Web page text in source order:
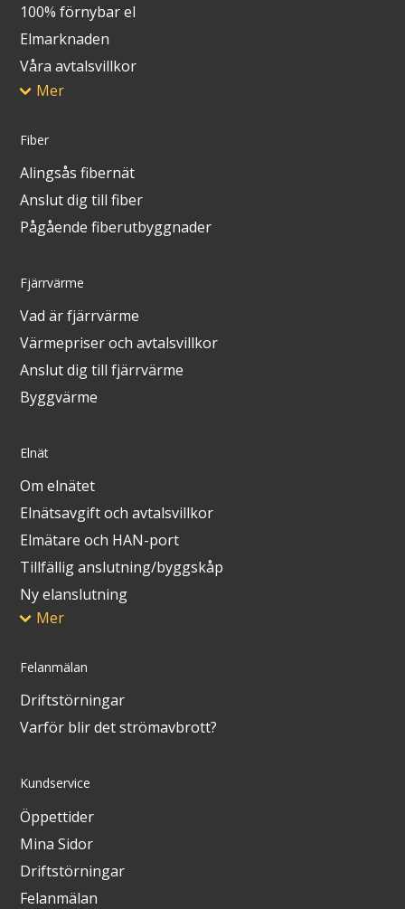
100% förnybar el
Elmarknaden
Våra avtalsvillkor
Mer
Fiber
Alingsås fibernät
Anslut dig till fiber
Pågående fiberutbyggnader
Fjärrvärme
Vad är fjärrvärme
Värmepriser och avtalsvillkor
Anslut dig till fjärrvärme
Byggvärme
Elnät
Om elnätet
Elnätsavgift och avtalsvillkor
Elmätare och HAN-port
Tillfällig anslutning/byggskåp
Ny elanslutning
Mer
Felanmälan
Driftstörningar
Varför blir det strömavbrott?
Kundservice
Öppettider
Mina Sidor
Driftstörningar
Felanmälan